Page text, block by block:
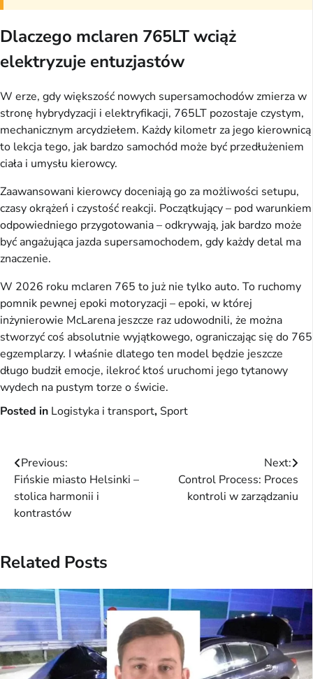
Dlaczego mclaren 765LT wciąż
elektryzuje entuzjastów
W erze, gdy większość nowych supersamochodów zmierza w
stronę hybrydyzacji i elektryfikacji, 765LT pozostaje czystym,
mechanicznym arcydziełem. Każdy kilometr za jego kierownicą
to lekcja tego, jak bardzo samochód może być przedłużeniem
ciała i umysłu kierowcy.
Zaawansowani kierowcy doceniają go za możliwości setupu,
czasy okrążeń i czystość reakcji. Początkujący – pod warunkiem
odpowiedniego przygotowania – odkrywają, jak bardzo może
być angażująca jazda supersamochodem, gdy każdy detal ma
znaczenie.
W 2026 roku mclaren 765 to już nie tylko auto. To ruchomy
pomnik pewnej epoki motoryzacji – epoki, w której
inżynierowie McLarena jeszcze raz udowodnili, że można
stworzyć coś absolutnie wyjątkowego, ograniczając się do 765
egzemplarzy. I właśnie dlatego ten model będzie jeszcze
długo budził emocje, ilekroć ktoś uruchomi jego tytanowy
wydech na pustym torze o świcie.
Posted in Logistyka i transport, Sport
Nawigacja
wpisu
Previous:
Fińskie miasto Helsinki –
stolica harmonii i
kontrastów
Next:
Control Process: Proces
kontroli w zarządzaniu
Related Posts